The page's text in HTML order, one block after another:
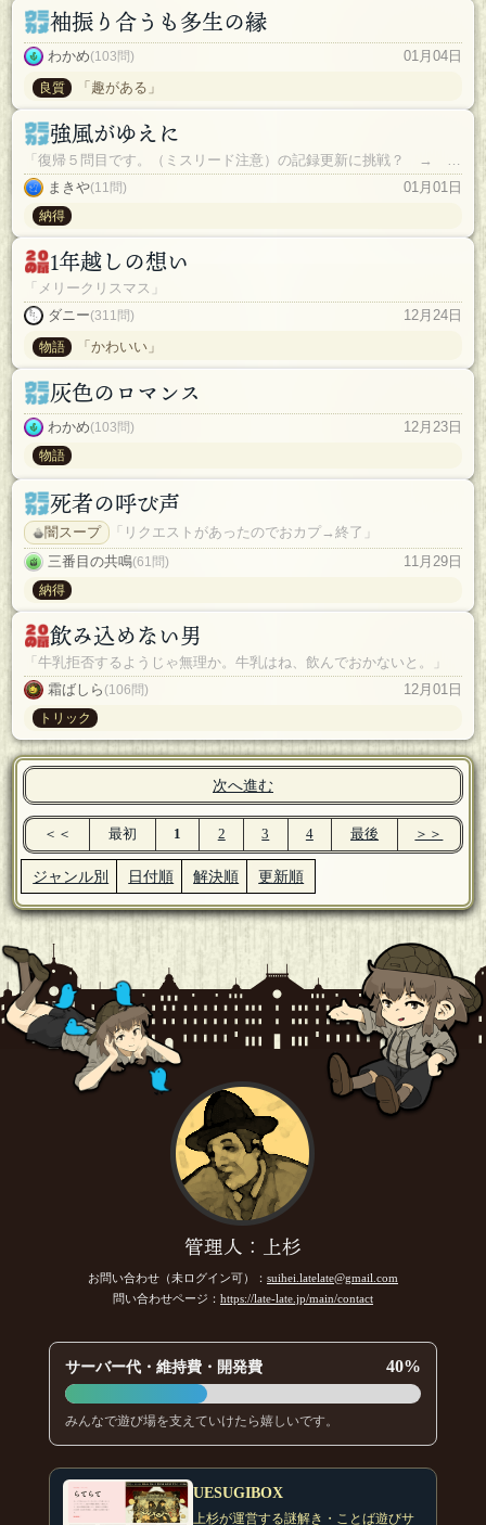
袖振り合うも多生の縁
わかめ(103問) 01月04日
良質 「趣がある」
強風がゆえに
「復帰５問目です。（ミスリード注意）の記録更新に挑戦？ → 思わぬ結果にｗｗ」
まきや(11問) 01月01日
納得
1年越しの想い
「メリークリスマス」
ダニー(311問) 12月24日
物語 「かわいい」
灰色のロマンス
わかめ(103問) 12月23日
物語
死者の呼び声
闇スープ
「リクエストがあったのでおカプ→終了」
三番目の共鳴(61問) 11月29日
納得
飲み込めない男
「牛乳拒否するようじゃ無理か。牛乳はね、飲んでおかないと。」
霜ばしら (106問) 12月01日
トリック
次へ進む
＜＜ 最初 1 2 3 4 最後 ＞＞
ジャンル別 日付順 解決順 更新順
管理人：上杉
お問い合わせ（未ログイン可）： suihei.latelate@gmail.com
問い合わせページ： https://late-late.jp/main/contact
サーバー代・維持費・開発費 40%
みんなで遊び場を支えていけたら嬉しいです。
UESUGIBOX
上杉が運営する謎解き・ことば遊びサ